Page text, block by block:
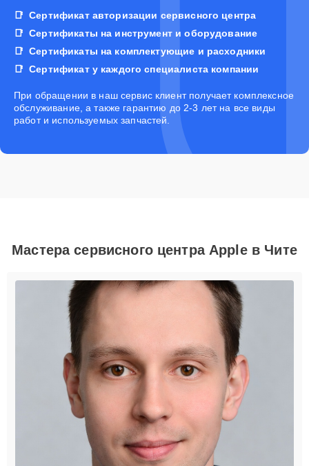
Сертификат авторизации сервисного центра
Сертификаты на инструмент и оборудование
Сертификаты на комплектующие и расходники
Сертификат у каждого специалиста компании
При обращении в наш сервис клиент получает комплексное
обслуживание, а также гарантию до 2-3 лет на все виды
работ и используемых запчастей.
Мастера сервисного центра Apple в Чите